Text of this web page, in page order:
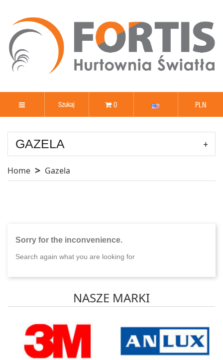
0 PLN
GAZELA
Home Gazela
Sorry for the inconvenience.
Search again what you are looking for
NASZE MARKI